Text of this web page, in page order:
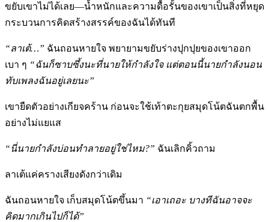
ขยับเขาไม่ได้เลย—น้ำหนักและความดื้อรั้นของเขาเป็นสิ่งที่หยุด
กระบวนการคิดสร้างสรรค์ของฉันได้ทันที
“ลาเต้…” ฉันถอนหายใจ พยายามขยับร่างปุกปุยของเขาออก
เบา ๆ “ฉันก็ซาบซึ้งนะที่นายให้กำลังใจ แต่ตอนนี้นายกำลังนอน
ทับเพลงฉันอยู่เลยนะ”
เขายืดตัวอย่างเกียจคร้าน ก่อนจะใช้เท้าตะกุยสมุดโน้ตฉันตกพื้น
อย่างไม่แยแส
“นี่นายกำลังบ่อนทำลายอยู่ใช่ไหม?” ฉันเลิกคิ้วถาม
ลาเต้แค่ครางเสียงดังกว่าเดิม
ฉันถอนหายใจ เก็บสมุดโน้ตขึ้นมา “เอาเถอะ บางทีฉันอาจจะ
คิดมากเกินไปก็ได้”